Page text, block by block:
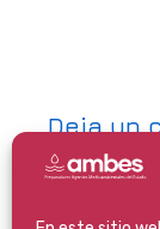
Deja un
Lo siento,